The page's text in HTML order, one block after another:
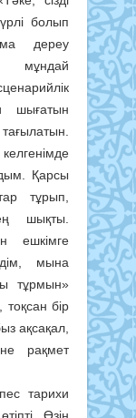
болып
дереу
мұндай
шығатын
Қарсы
тұрып,
шықты.
ешкімге
мына
тұрмын»
бір
ақсақал,
рақмет
тарихи